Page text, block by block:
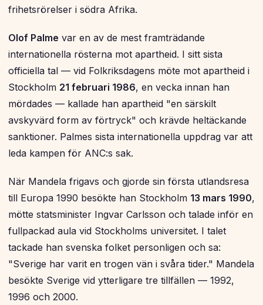
frihetsrörelser i södra Afrika.
Olof Palme var en av de mest framträdande
internationella rösterna mot apartheid. I sitt sista
officiella tal — vid Folkriksdagens möte mot apartheid i
Stockholm 21 februari 1986, en vecka innan han
mördades — kallade han apartheid "en särskilt
avskyvärd form av förtryck" och krävde heltäckande
sanktioner. Palmes sista internationella uppdrag var att
leda kampen för ANC:s sak.
När Mandela frigavs och gjorde sin första utlandsresa
till Europa 1990 besökte han Stockholm 13 mars 1990,
mötte statsminister Ingvar Carlsson och talade inför en
fullpackad aula vid Stockholms universitet. I talet
tackade han svenska folket personligen och sa:
"Sverige har varit en trogen vän i svåra tider." Mandela
besökte Sverige vid ytterligare tre tillfällen — 1992,
1996 och 2000.